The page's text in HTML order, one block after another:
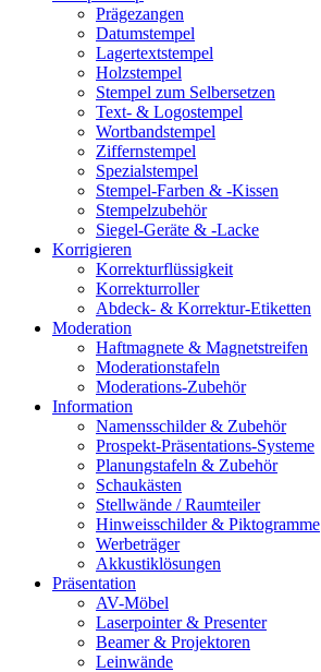
Prägezangen
Datumstempel
Lagertextstempel
Holzstempel
Stempel zum Selbersetzen
Text- & Logostempel
Wortbandstempel
Ziffernstempel
Spezialstempel
Stempel-Farben & -Kissen
Stempelzubehör
Siegel-Geräte & -Lacke
Korrigieren
Korrekturflüssigkeit
Korrekturroller
Abdeck- & Korrektur-Etiketten
Moderation
Haftmagnete & Magnetstreifen
Moderationstafeln
Moderations-Zubehör
Information
Namensschilder & Zubehör
Prospekt-Präsentations-Systeme
Planungstafeln & Zubehör
Schaukästen
Stellwände / Raumteiler
Hinweisschilder & Piktogramme
Werbeträger
Akkustiklösungen
Präsentation
AV-Möbel
Laserpointer & Presenter
Beamer & Projektoren
Leinwände